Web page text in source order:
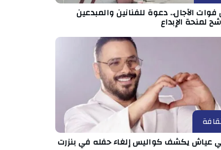
فوات الآجال.. دعوة للفنانين والمبدعين
لمنحة الإبداع
عياش يكشف كواليس إلغاء حفله في بنزرت